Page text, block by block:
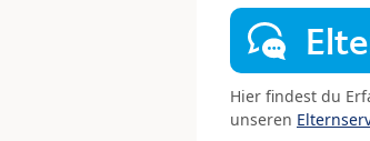
Hier findest du
unseren